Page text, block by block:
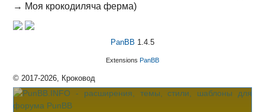
→ Моя крокодиляча ферма)
PanBB 1.4.5
Extensions PanBB
© 2017-2026, Кроковод